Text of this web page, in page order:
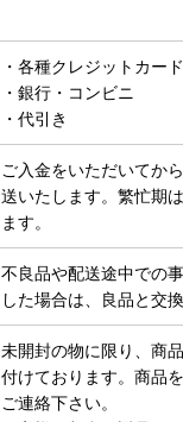
・各種クレジットカード
・銀行・コンビニ
・代引き
ご入金をいただいてか
送いたします。繁忙期
ます。
不良品や配送途中での
した場合は、良品と交
未開封の物に限り、商
付けております。商品
ご連絡下さい。